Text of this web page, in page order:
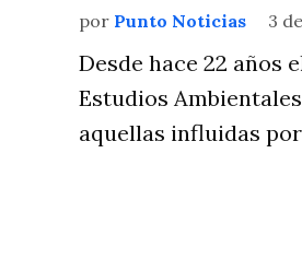
por Punto Noticias 3
Desde hace 22 años
Estudios
aquellas influidas